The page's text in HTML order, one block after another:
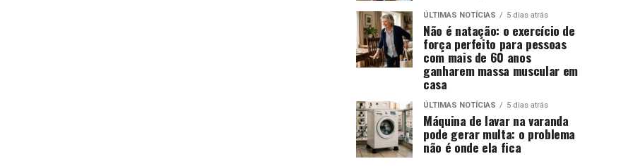
ÚLTIMAS NOTÍCIAS 5 dias atrás
Não é natação: o exercício de
força perfeito para pessoas
com mais de 60 anos
ganharem massa muscular em
casa
ÚLTIMAS NOTÍCIAS 5 dias atrás
Máquina de lavar na varanda
pode gerar multa: o problema
não é onde ela fica